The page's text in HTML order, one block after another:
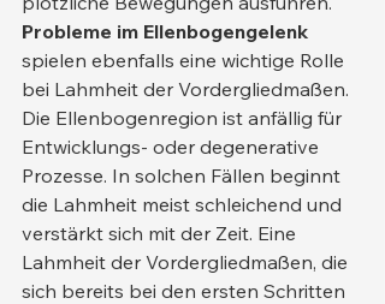
Probleme im Ellenbogengelenk
spielen ebenfalls eine wichtige Rolle
bei Lahmheit der Vordergliedmaßen.
Die Ellenbogenregion ist anfällig für
Entwicklungs- oder degenerative
Prozesse. In solchen Fällen beginnt
die Lahmheit meist schleichend und
verstärkt sich mit der Zeit. Eine
Lahmheit der Vordergliedmaßen, die
sich bereits bei den ersten Schritten